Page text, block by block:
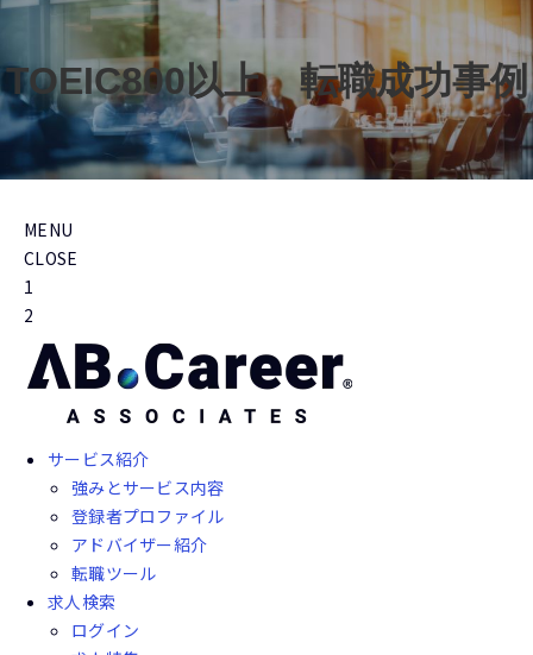
TOEIC800以上　転職成功事例
MENU
CLOSE
1
2
サービス紹介
強みとサービス内容
登録者プロファイル
アドバイザー紹介
転職ツール
求人検索
ログイン